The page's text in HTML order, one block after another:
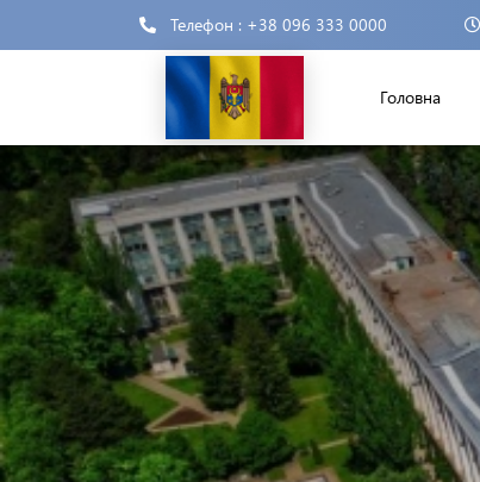
Телефон : +38 096 333 0000
Головна